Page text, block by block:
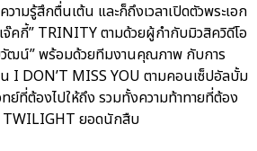
ามรู้สึกตื่นเต้น และก็ถึงเวลาเปิดตัวพระเอก
จ๊คกี้” TRINITY ตามด้วยผู้กำกับมิวสิควิดีโอ
ฒน์” พร้อมด้วยทีมงานคุณภาพ กับการ
น I DON’T MISS YOU ตามคอนเซ็ปอัลบั้ม
ย์ที่ต้องไปให้ถึง รวมทั้งความท้าทายที่ต้อง
TWILIGHT ยอดนักสืบ